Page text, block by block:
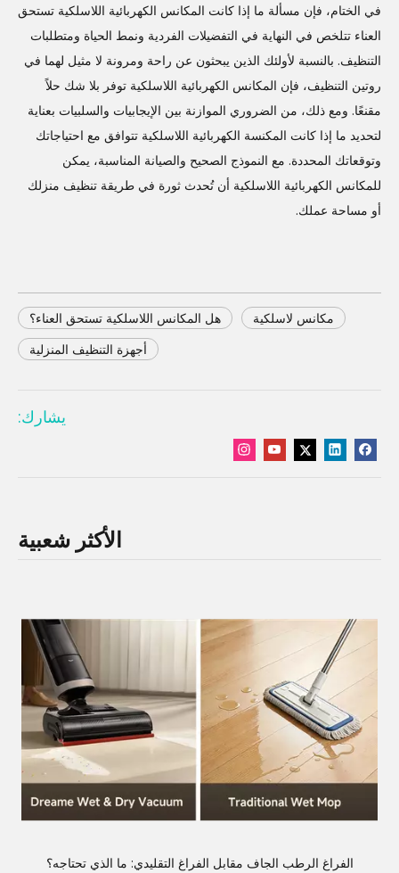
في الختام، فإن مسألة ما إذا كانت المكانس الكهربائية اللاسلكية تستحق
العناء تتلخص في النهاية في التفضيلات الفردية ونمط الحياة ومتطلبات
التنظيف. بالنسبة لأولئك الذين يبحثون عن راحة ومرونة لا مثيل لهما في
روتين التنظيف، فإن المكانس الكهربائية اللاسلكية توفر بلا شك حلاً
مقنعًا. ومع ذلك، من الضروري الموازنة بين الإيجابيات والسلبيات بعناية
لتحديد ما إذا كانت المكنسة الكهربائية اللاسلكية تتوافق مع احتياجاتك
وتوقعاتك المحددة. مع النموذج الصحيح والصيانة المناسبة، يمكن
للمكانس الكهربائية اللاسلكية أن تُحدث ثورة في طريقة تنظيف منزلك
أو مساحة عملك.
هل المكانس اللاسلكية تستحق العناء؟
مكانس لاسلكية
أجهزة التنظيف المنزلية
يشارك:
الأكثر شعبية
الفراغ الرطب الجاف مقابل الفراغ التقليدي: ما الذي تحتاجه؟